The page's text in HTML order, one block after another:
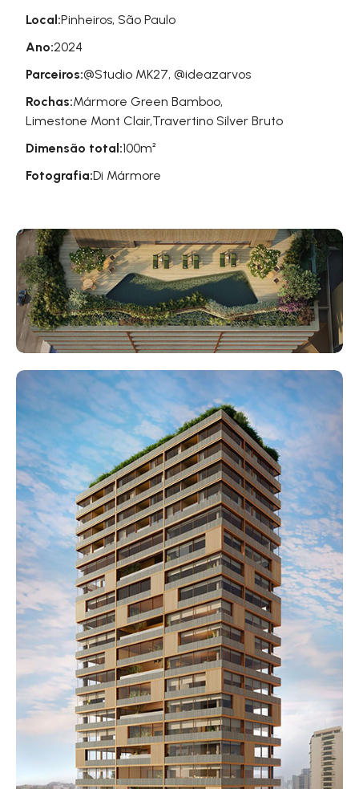
Local:Pinheiros, São Paulo
Ano:2024
Parceiros:@Studio MK27, @ideazarvos
Rochas:Mármore Green Bamboo,
Limestone Mont Clair,Travertino Silver Bruto
Dimensão total:100m²
Fotografia:Di Mármore